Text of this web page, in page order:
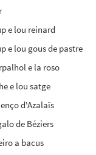
e lou reinard
e lou gous de pastre
e la roso
e lou satge
d'Azalaïs
de Béziers
a bacus